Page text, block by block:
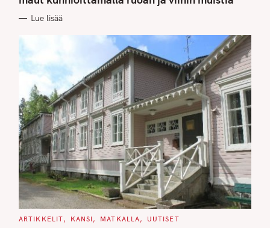
O
I
Lue lisää
C
ARTIKKELIT KANSI MATKALLA UUTISET